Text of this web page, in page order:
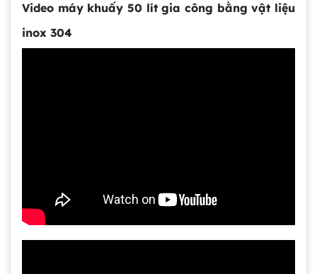
Video máy khuấy 50 lít gia công bằng vật liệu
inox 304